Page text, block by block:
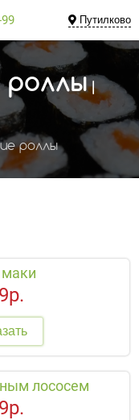
Путилково
роллы|
роллы
лососем